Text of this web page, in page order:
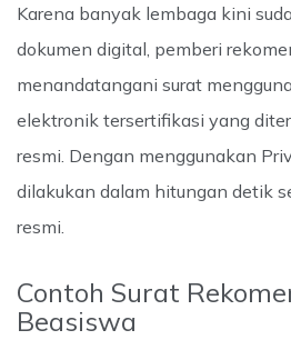
Karena banyak lembaga kini
dokumen digital, pemberi
menandatangani surat
elektronik tersertifikasi yang
resmi. Dengan menggunakan
dilakukan dalam hitungan detik
resmi.
Contoh Surat
Beasiswa